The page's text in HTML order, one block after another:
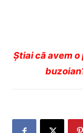
Ştiai că avem